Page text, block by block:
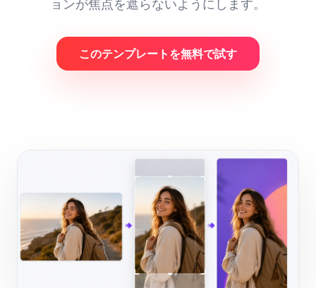
ョンが焦点を遮らないようにします。
このテンプレートを無料で試す